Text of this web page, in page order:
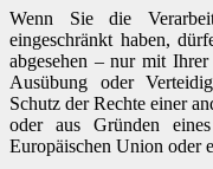
Wenn Sie die
eingeschränkt haben,
abgesehen – nur mit
Ausübung oder
Schutz der Rechte einer
oder aus Gründen
Europäischen Union oder